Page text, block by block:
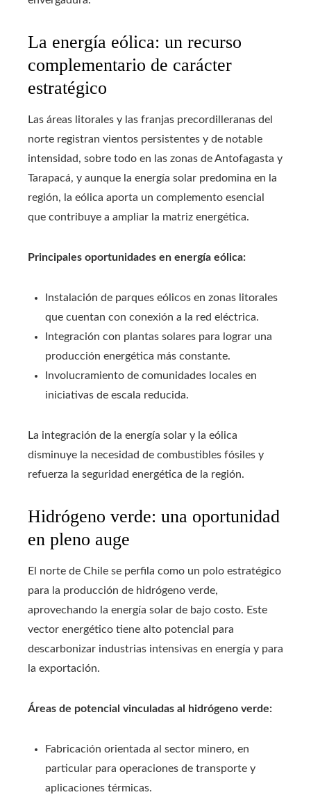
La energía eólica: un recurso
complementario de carácter
estratégico
Las áreas litorales y las franjas precordilleranas del
norte registran vientos persistentes y de notable
intensidad, sobre todo en las zonas de Antofagasta y
Tarapacá, y aunque la energía solar predomina en la
región, la eólica aporta un complemento esencial
que contribuye a ampliar la matriz energética.
Principales oportunidades en energía eólica:
Instalación de parques eólicos en zonas litorales
que cuentan con conexión a la red eléctrica.
Integración con plantas solares para lograr una
producción energética más constante.
Involucramiento de comunidades locales en
iniciativas de escala reducida.
La integración de la energía solar y la eólica
disminuye la necesidad de combustibles fósiles y
refuerza la seguridad energética de la región.
Hidrógeno verde: una oportunidad
en pleno auge
El norte de Chile se perfila como un polo estratégico
para la producción de hidrógeno verde,
aprovechando la energía solar de bajo costo. Este
vector energético tiene alto potencial para
descarbonizar industrias intensivas en energía y para
la exportación.
Áreas de potencial vinculadas al hidrógeno verde:
Fabricación orientada al sector minero, en
particular para operaciones de transporte y
aplicaciones térmicas.